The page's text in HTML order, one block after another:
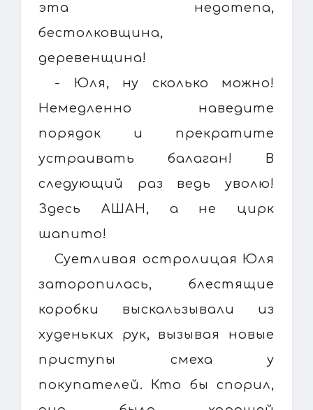
эта недотепа,
бестолковщина,
деревенщина!
- Юля, ну сколько можно!
Немедленно наведите
порядок и прекратите
устраивать балаган! В
следующий раз ведь уволю!
Здесь АШАН, а не цирк
шапито!
Суетливая остролицая Юля
заторопилась, блестящие
коробки выскальзывали из
худеньких рук, вызывая новые
приступы смеха у
покупателей. Кто бы спорил,